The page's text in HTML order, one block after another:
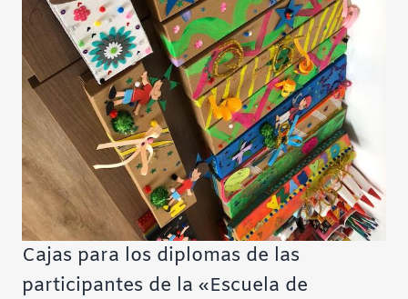
Cajas para los diplomas de las
participantes de la «Escuela de